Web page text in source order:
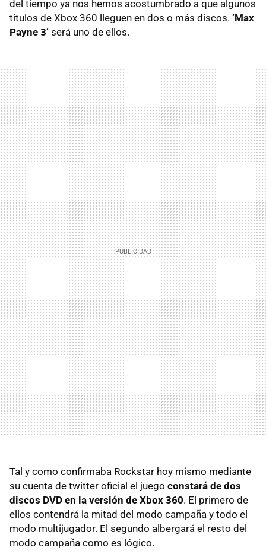
del tiempo ya nos hemos acostumbrado a que algunos
títulos de Xbox 360 lleguen en dos o más discos. ‘Max
Payne 3’ será uno de ellos.
Tal y como confirmaba Rockstar hoy mismo mediante
su cuenta de twitter oficial el juego constará de dos
discos DVD en la versión de Xbox 360. El primero de
ellos contendrá la mitad del modo campaña y todo el
modo multijugador. El segundo albergará el resto del
modo campaña como es lógico.